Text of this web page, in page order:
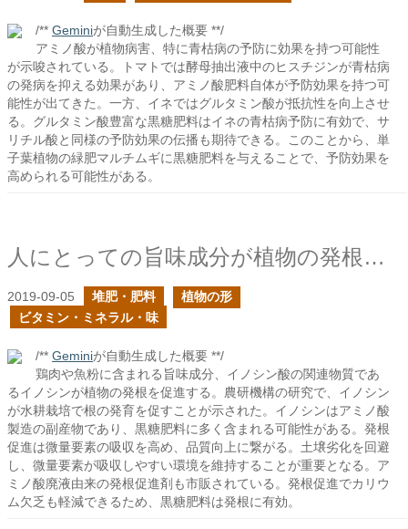
/** Geminiが自動生成した概要 **/
アミノ酸が植物病害、特に青枯病の予防に効果を持つ可能性
が示唆されている。トマトでは酵母抽出液中のヒスチジンが青枯病
の発病を抑える効果があり、アミノ酸肥料自体が予防効果を持つ可
能性が出てきた。一方、イネではグルタミン酸が抵抗性を向上させ
る。グルタミン酸豊富な黒糖肥料はイネの青枯病予防に有効で、サ
リチル酸と同様の予防効果の伝播も期待できる。このことから、単
子葉植物の緑肥マルチムギに黒糖肥料を与えることで、予防効果を
高められる可能性がある。
人にとっての旨味成分が植物の発根を促進するか？
2019-09-05 堆肥・肥料
植物の形
ビタミン・ミネラル・味
/** Geminiが自動生成した概要 **/
鶏肉や魚粉に含まれる旨味成分、イノシン酸の関連物質であ
るイノシンが植物の発根を促進する。農研機構の研究で、イノシン
が水耕栽培で根の発育を促すことが示された。イノシンはアミノ酸
製造の副産物であり、黒糖肥料に多く含まれる可能性がある。発根
促進は微量要素の吸収を高め、品質向上に繋がる。土壌劣化を回避
し、微量要素が吸収しやすい環境を維持することが重要となる。ア
ミノ酸廃液由来の発根促進剤も市販されている。発根促進でカリウ
ム欠乏も軽減できるため、黒糖肥料は発根に有効。